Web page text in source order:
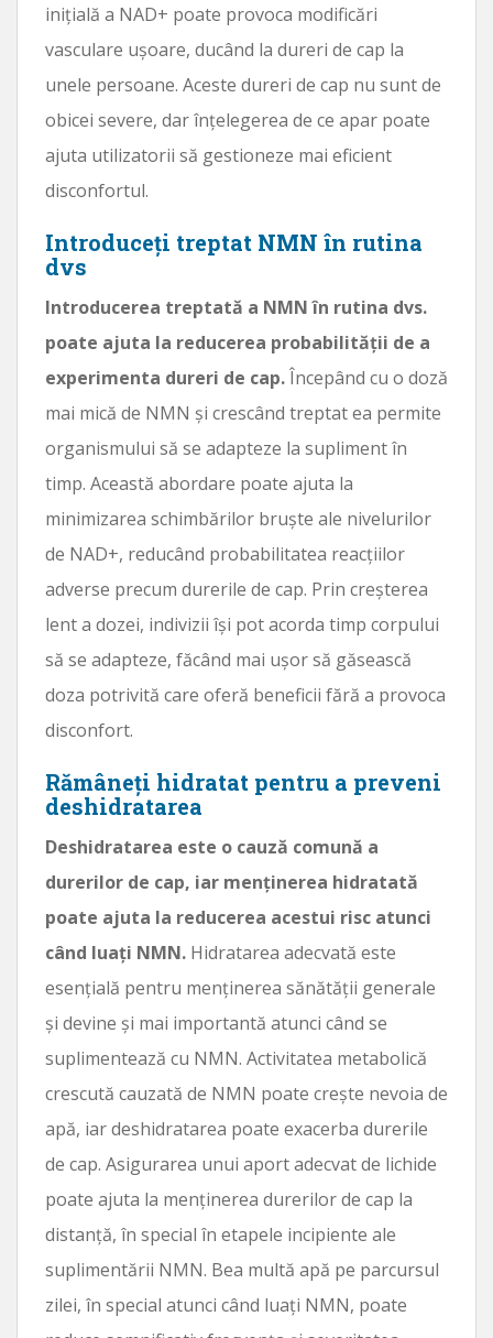
inițială a NAD+ poate provoca modificări
vasculare ușoare, ducând la dureri de cap la
unele persoane. Aceste dureri de cap nu sunt de
obicei severe, dar înțelegerea de ce apar poate
ajuta utilizatorii să gestioneze mai eficient
disconfortul.
Introduceți treptat NMN în rutina
dvs
Introducerea treptată a NMN în rutina dvs.
poate ajuta la reducerea probabilității de a
experimenta dureri de cap.Începând cu o doză
mai mică de NMN și crescând treptat ea permite
organismului să se adapteze la supliment în
timp. Această abordare poate ajuta la
minimizarea schimbărilor bruște ale nivelurilor
de NAD+, reducând probabilitatea reacțiilor
adverse precum durerile de cap. Prin creșterea
lent a dozei, indivizii își pot acorda timp corpului
să se adapteze, făcând mai ușor să găsească
doza potrivită care oferă beneficii fără a provoca
disconfort.
Rămâneți hidratat pentru a preveni
deshidratarea
Deshidratarea este o cauză comună a
durerilor de cap, iar menținerea hidratată
poate ajuta la reducerea acestui risc atunci
când luați NMN. Hidratarea adecvată este
esențială pentru menținerea sănătății generale
și devine și mai importantă atunci când se
suplimentează cu NMN. Activitatea metabolică
crescută cauzată de NMN poate crește nevoia de
apă, iar deshidratarea poate exacerba durerile
de cap. Asigurarea unui aport adecvat de lichide
poate ajuta la menținerea durerilor de cap la
distanță, în special în etapele incipiente ale
suplimentării NMN. Bea multă apă pe parcursul
zilei, în special atunci când luați NMN, poate